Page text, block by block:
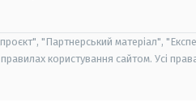
"Партнерський матеріал",
користування сайтом. Усі